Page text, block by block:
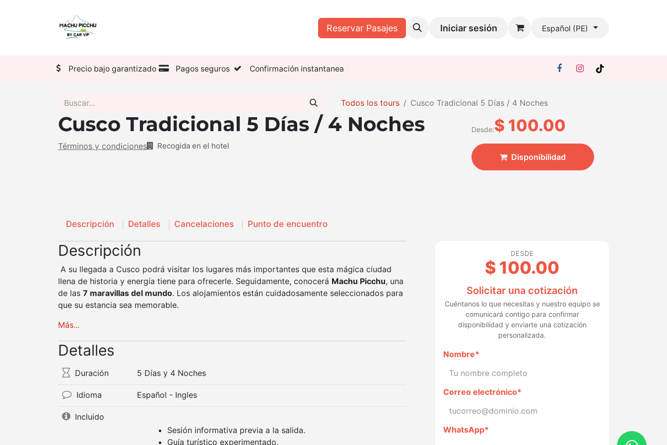
Reservar Pasajes Iniciar sesión Español (PE)
Precio bajo garantizado Pagos seguros Confirmación instantanea
Todos los tours Cusco Tradicional 5 Días / 4 Noches
Cusco Tradicional 5 Días / 4 Noches
Términos y condiciones Recogida en el hotel
Desde:$ 100.00
Disponibilidad
Descripción Detalles Cancelaciones Punto de encuentro
Descripción
A su llegada a Cusco podrá visitar los lugares más importantes que esta mágica ciudad
llena de historia y energía tiene para ofrecerle. Seguidamente, conocerá Machu Picchu, una
de las 7 maravillas del mundo. Los alojamientos están cuidadosamente seleccionados para
que su estancia sea memorable.
Más...
Detalles
Duración 5 Días y 4 Noches
Idioma Español - Ingles
Incluido
Sesión informativa previa a la salida.
Guía turístico experimentado.
DESDE
$100.00
Solicitar una cotización
Cuéntanos lo que necesitas y nuestro equipo se
comunicará contigo para confirmar
disponibilidad y enviarte una cotización
personalizada.
Nombre*
Correo electrónico*
WhatsApp*